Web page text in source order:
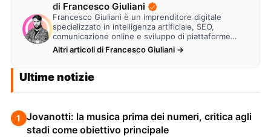
di Francesco Giuliani
Francesco Giuliani è un imprenditore digitale
specializzato in intelligenza artificiale, SEO,
comunicazione online e sviluppo di piattaforme
web. Lavora alla creazione di…
Altri articoli di Francesco Giuliani →
Ultime notizie
1
Jovanotti: la musica prima dei numeri, critica agli
stadi come obiettivo principale